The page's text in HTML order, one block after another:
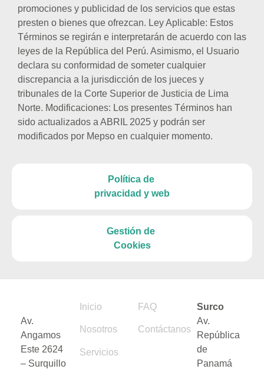
Política de
privacidad y web
Gestión de
Cookies
promociones y publicidad de los servicios que estas
presten o bienes que ofrezcan. Ley Aplicable: Estos
Términos se regirán e interpretarán de acuerdo con las
leyes de la República del Perú. Asimismo, el Usuario
declara su conformidad de someter cualquier
discrepancia a la jurisdicción de los jueces y
tribunales de la Corte Superior de Justicia de Lima
Norte. Modificaciones: Los presentes Términos han
sido actualizados a ABRIL 2025 y podrán ser
modificados por Mepso en cualquier momento.
Av.
Angamos
Este 2624
– Surquillo
Inicio
Nosotros
Servicios
FAQ
Contáctanos
Surco
Av.
República
de
Panamá